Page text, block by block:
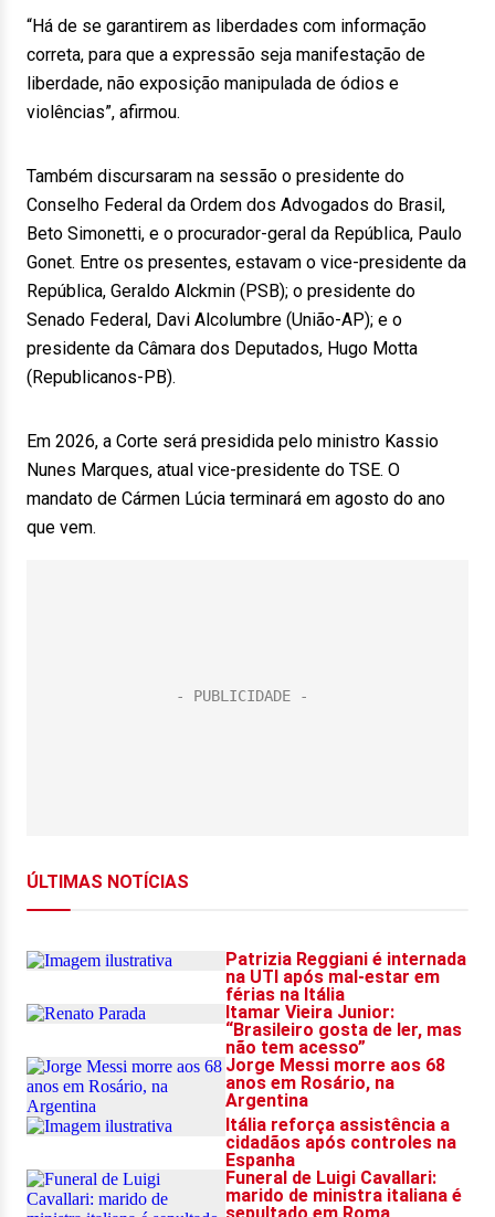
“Há de se garantirem as liberdades com informação
correta, para que a expressão seja manifestação de
liberdade, não exposição manipulada de ódios e
violências”, afirmou.
Também discursaram na sessão o presidente do
Conselho Federal da Ordem dos Advogados do Brasil,
Beto Simonetti, e o procurador-geral da República, Paulo
Gonet. Entre os presentes, estavam o vice-presidente da
República, Geraldo Alckmin (PSB); o presidente do
Senado Federal, Davi Alcolumbre (União-AP); e o
presidente da Câmara dos Deputados, Hugo Motta
(Republicanos-PB).
Em 2026, a Corte será presidida pelo ministro Kassio
Nunes Marques, atual vice-presidente do TSE. O
mandato de Cármen Lúcia terminará em agosto do ano
que vem.